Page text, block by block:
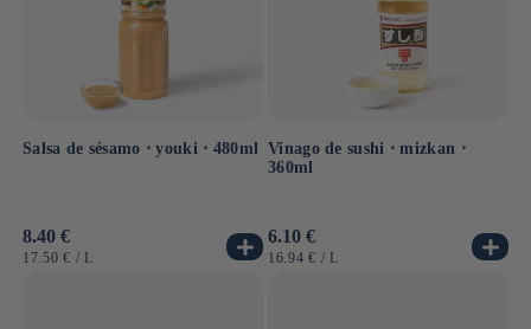
Salsa de sésamo ⋅ youki ⋅ 480ml
Precio
habitual
8.40 €
PRECIO
17.50 € / POR
L
Vinago de sushi ⋅ mizkan ⋅
360ml
Precio
habitual
6.10 €
PRECIO
16.94 € / POR
L